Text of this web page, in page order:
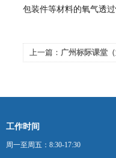
包装件等材料的氧气透过
上一篇： 广州标际课堂
工作时间
周一至周五：8:30-17:30